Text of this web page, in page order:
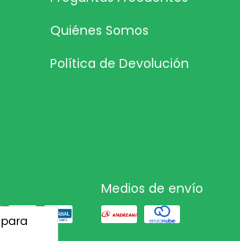
para
Quiénes Somos
Política de Devolución
Medios de envío